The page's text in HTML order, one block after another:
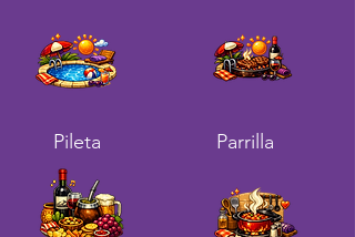
Pileta Parrilla